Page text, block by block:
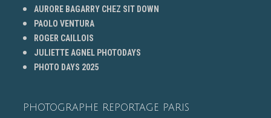
AURORE BAGARRY CHEZ SIT DOWN
PAOLO VENTURA
ROGER CAILLOIS
JULIETTE AGNEL PHOTODAYS
PHOTO DAYS 2025
PHOTOGRAPHE REPORTAGE PARIS